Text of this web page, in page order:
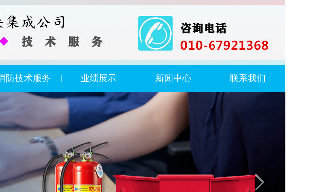
防技术服务 业绩展示 新闻中心 联系我们